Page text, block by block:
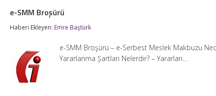
e-SMM Broşürü
Haberi Ekleyen: Emre Baştürk
e-SMM Broşürü – e-Serbest Meslek Makbuzu
Yararlanma Şartları Nelerdir? – Yararlan…